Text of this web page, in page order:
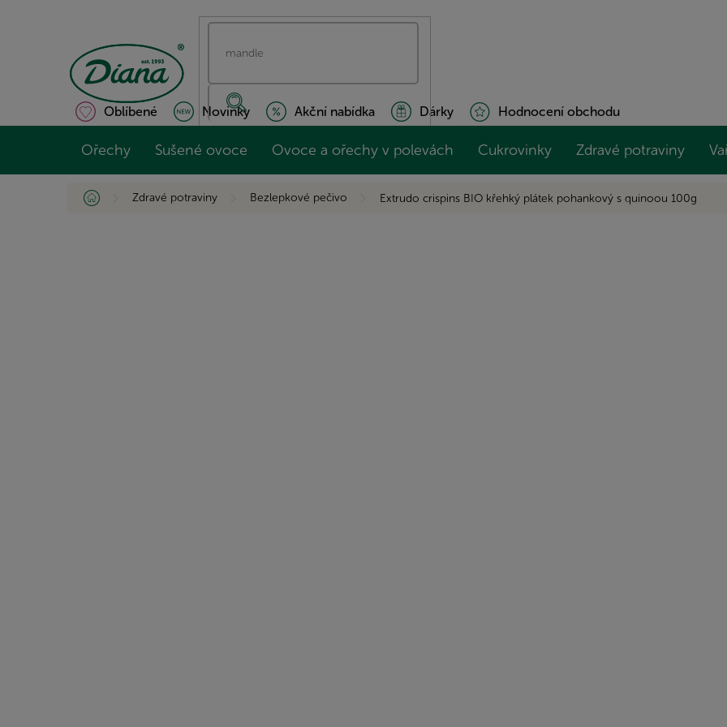
Oblíbené Novinky Akční nabídka Dárky Hodnocení obchodu
Ořechy Sušené ovoce Ovoce a ořechy v polevách Cukrovinky Zdravé potraviny
Domů Zdravé potraviny Bezlepkové pečivo Extrudo crispins BIO křehký plátek pohankový s quinoou 100g